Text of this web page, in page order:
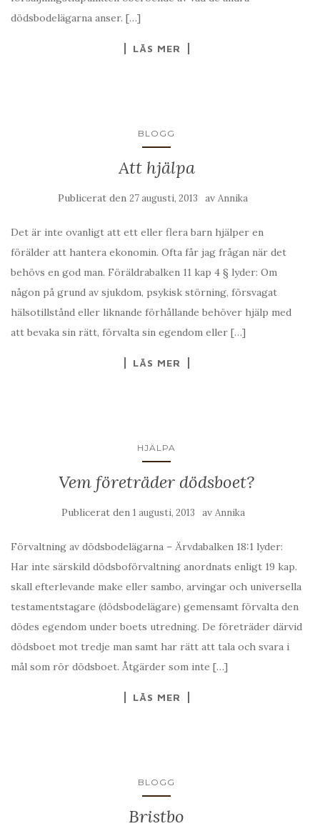
dödsbodelägarna anser. […]
LÄS MER
BLOGG
Att hjälpa
Publicerat den 27 augusti, 2013 av Annika
Det är inte ovanligt att ett eller flera barn hjälper en
förälder att hantera ekonomin. Ofta får jag frågan när det
behövs en god man. Föräldrabalken 11 kap 4 § lyder: Om
någon på grund av sjukdom, psykisk störning, försvagat
hälsotillstånd eller liknande förhållande behöver hjälp med
att bevaka sin rätt, förvalta sin egendom eller […]
LÄS MER
HJÄLPA
Vem företräder dödsboet?
Publicerat den 1 augusti, 2013 av Annika
Förvaltning av dödsbodelägarna – Ärvdabalken 18:1 lyder:
Har inte särskild dödsboförvaltning anordnats enligt 19 kap.
skall efterlevande make eller sambo, arvingar och universella
testamentstagare (dödsbodelägare) gemensamt förvalta den
dödes egendom under boets utredning. De företräder därvid
dödsboet mot tredje man samt har rätt att tala och svara i
mål som rör dödsboet. Åtgärder som inte […]
LÄS MER
BLOGG
Bristbo